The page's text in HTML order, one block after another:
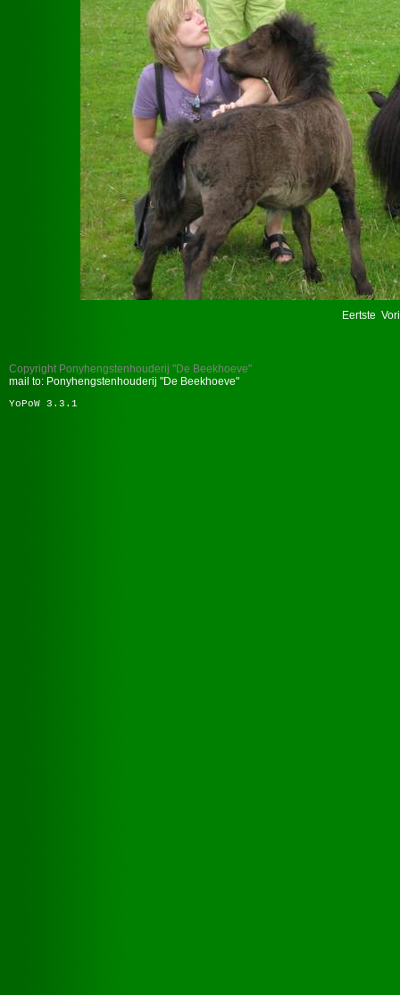
Eertste
Copyright Ponyhengstenhouderij "De Beekhoeve"
mail to: Ponyhengstenhouderij "De Beekhoeve"
YoPoW 3.3.1